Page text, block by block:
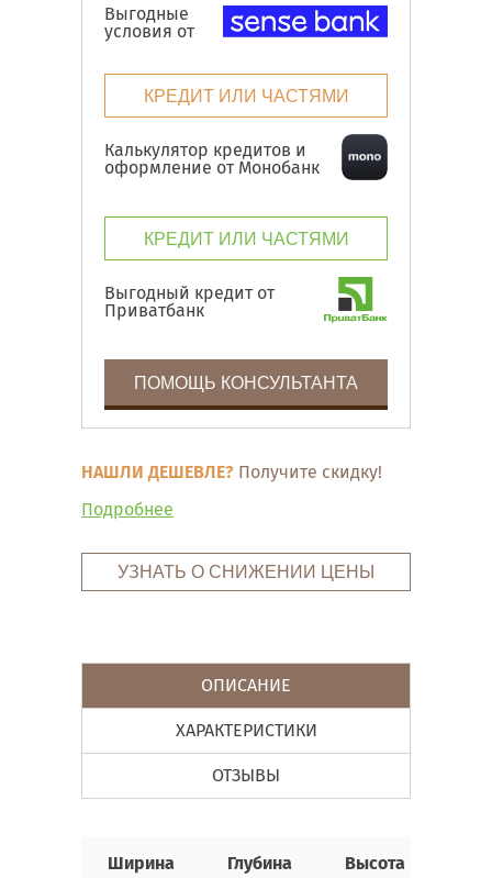
Выгодные
условия от
КРЕДИТ ИЛИ ЧАСТЯМИ
Калькулятор кредитов и
оформление от Монобанк
КРЕДИТ ИЛИ ЧАСТЯМИ
Выгодный кредит от
Приватбанк
ПОМОЩЬ КОНСУЛЬТАНТА
НАШЛИ ДЕШЕВЛЕ? Получите скидку!
Подробнее
УЗНАТЬ О СНИЖЕНИИ ЦЕНЫ
ОПИСАНИЕ
ХАРАКТЕРИСТИКИ
ОТЗЫВЫ
Ширина Глубина Высота